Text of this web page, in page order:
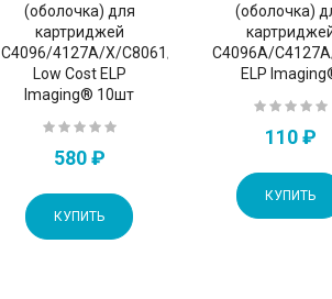
(оболочка) для
картриджей
C4096/4127A/X/C8061/Q2610A/Q6511A/X/
Low Cost ELP
Imaging® 10шт
580 ₽
КУПИТЬ
(оболочка)
C4096A/
ELP
110 ₽
КУПИТЬ